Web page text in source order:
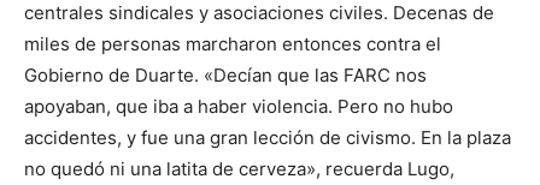
centrales sindicales y asociaciones civiles. Decenas de
miles de personas marcharon entonces contra el
Gobierno de Duarte. «Decían que las FARC nos
apoyaban, que iba a haber violencia. Pero no hubo
accidentes, y fue una gran lección de civismo. En la plaza
no quedó ni una latita de cerveza», recuerda Lugo,